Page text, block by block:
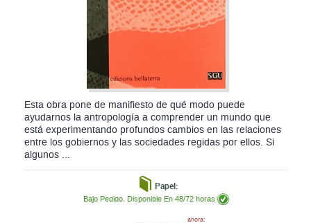
Esta obra pone de manifiesto de qué modo puede
ayudarnos la antropología a comprender un mundo que
está experimentando profundos cambios en las relaciones
entre los gobiernos y las sociedades regidas por ellos. Si
algunos ...
Papel:
ahora:
Bajo Pedido. Disponible En 48/72 horas